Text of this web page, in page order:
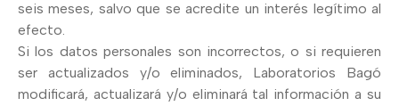
seis meses, salvo que se acredite un interés legítimo al
efecto.
Si los datos personales son incorrectos, o si requieren
ser actualizados y/o eliminados, Laboratorios Bagó
modificará, actualizará y/o eliminará tal información a su